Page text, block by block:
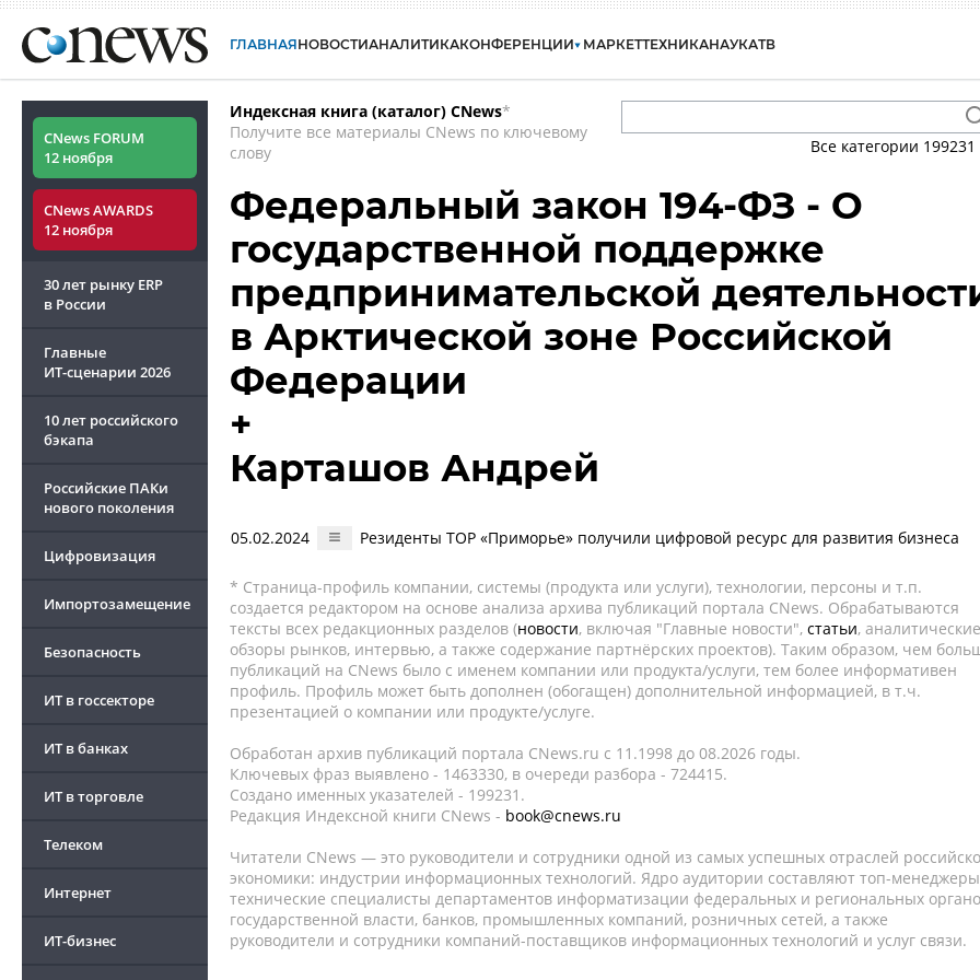
ГЛАВНАЯНОВОСТИАНАЛИТИКАКОНФЕРЕНЦИИ МАРКЕТТЕХНИКАНАУКАТВ
CNews FORUM
12 ноября
CNews AWARDS
12 ноября
30 лет рынку ERP
в России
Главные
ИТ-сценарии 2026
10 лет российского
бэкапа
Российские ПАКи
нового поколения
Цифровизация
Импортозамещение
Безопасность
ИТ в госсекторе
ИТ в банках
ИТ в торговле
Телеком
Интернет
ИТ-бизнес
Индексная книга (каталог) CNews*
Получите все материалы CNews по ключевому
слову
Все категории 199231
Федеральный закон 194-ФЗ - О
государственной поддержке
предпринимательской
в Арктической зоне Российской
Федерации
+
Карташов Андрей
05.02.2024 Резиденты ТОР «Приморье» получили цифровой ресурс для развития бизнеса
* Страница-профиль компании, системы (продукта или услуги), технологии, персоны и т.п.
создается редактором на основе анализа архива публикаций портала CNews. Обрабатываются
тексты всех редакционных разделов (новости, включая "Главные новости", статьи, аналитические
обзоры рынков, интервью, а также содержание партнёрских проектов). Таким образом, чем
публикаций на CNews было с именем компании или продукта/услуги, тем более информативен
профиль. Профиль может быть дополнен (обогащен) дополнительной информацией, в т.ч.
презентацией о компании или продукте/услуге.
Обработан архив публикаций портала CNews.ru c 11.1998 до 08.2026 годы.
Ключевых фраз выявлено - 1463330, в очереди разбора - 724415.
Создано именных указателей - 199231.
Редакция Индексной книги CNews - book@cnews.ru
Читатели CNews — это руководители и сотрудники одной из самых успешных отраслей
экономики: индустрии информационных технологий. Ядро аудитории составляют топ-
технические специалисты департаментов информатизации федеральных и региональных
государственной власти, банков, промышленных компаний, розничных сетей, а также
руководители и сотрудники компаний-поставщиков информационных технологий и услуг связи.